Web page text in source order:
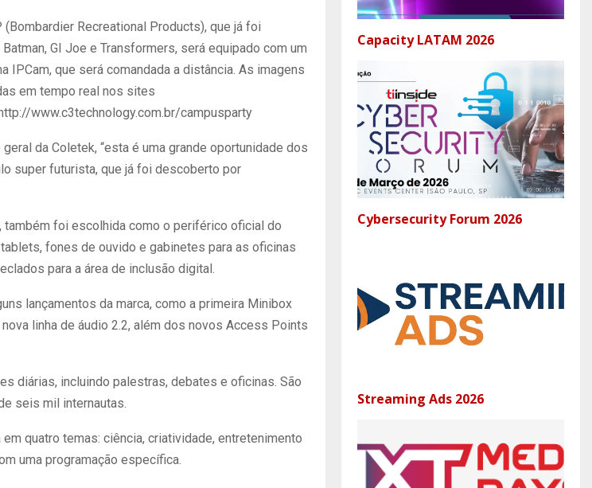
Recreational Products), que já foi
GI Joe e Transformers, será equipado com um
IPCam, que será comandada a distância. As imagens
em tempo real nos sites
www.c3technology.com.br/campusparty
da Coletek, “esta é uma grande oportunidade dos
super futurista, que já foi descoberto por
também foi escolhida como o periférico oficial do
fones de ouvido e gabinetes para as oficinas
para a área de inclusão digital.
lançamentos da marca, como a primeira Minibox
linha de áudio 2.2, além dos novos Access Points
diárias, incluindo palestras, debates e oficinas. São
seis mil internautas.
quatro temas: ciência, criatividade, entretenimento
uma programação específica.
Capacity LATAM 2026
Cybersecurity Forum 2026
Streaming Ads 2026